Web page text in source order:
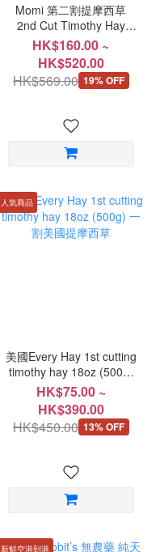
Momi 第二割提摩西草
2nd Cut Timothy Hay
2.5kg/10kg
HK$160.00 ~
HK$520.00
HK$569.00 19% OFF
人気商品
美國Every Hay 1st cutting
timothy hay 18oz (500g)
一割美國提摩西草
HK$75.00 ~
HK$390.00
HK$450.00 13% OFF
新鮮空港到港